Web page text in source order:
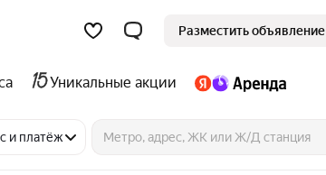
Разместить объявление
Уникальные акции
и платёж